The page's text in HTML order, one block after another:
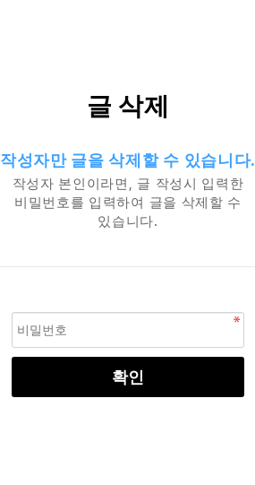
글 삭제
작성자만 글을 삭제할 수 있습니다.
작성자 본인이라면, 글 작성시 입력한
비밀번호를 입력하여 글을 삭제할 수
있습니다.